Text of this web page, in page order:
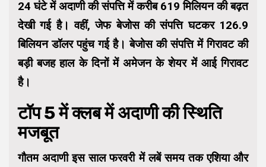
24 घंटे में अदाणी की संपत्ति में करीब 619 मिलियन की बढ़त
देखी गई है। वहीं, जेफ बेजोस की संपत्ति घटकर 126.9
बिलियन डॉलर पहुंच गई है। बेजोस की संपत्ति में गिरावट की
बड़ी बजह हाल के दिनों में अमेजन के शेयर में आई गिरावट
है।
टॉप 5 में क्लब में अदाणी की स्थिति
मजबूत
गौतम अदाणी इस साल फरवरी में लबें समय तक एशिया और